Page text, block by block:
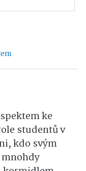
ke
studentů v
kdo svým